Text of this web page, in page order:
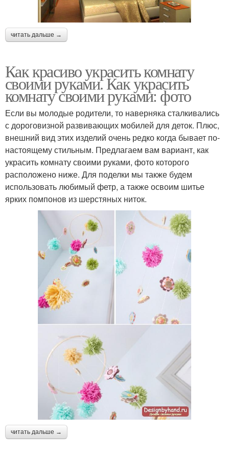
читать дальше →
Как красиво украсить комнату
своими руками. Как украсить
комнату своими руками: фото
Если вы молодые родители, то наверняка сталкивались
с дороговизной развивающих мобилей для деток. Плюс,
внешний вид этих изделий очень редко когда бывает по-
настоящему стильным. Предлагаем вам вариант, как
украсить комнату своими руками, фото которого
расположено ниже. Для поделки мы также будем
использовать любимый фетр, а также освоим шитье
ярких помпонов из шерстяных ниток.
читать дальше →